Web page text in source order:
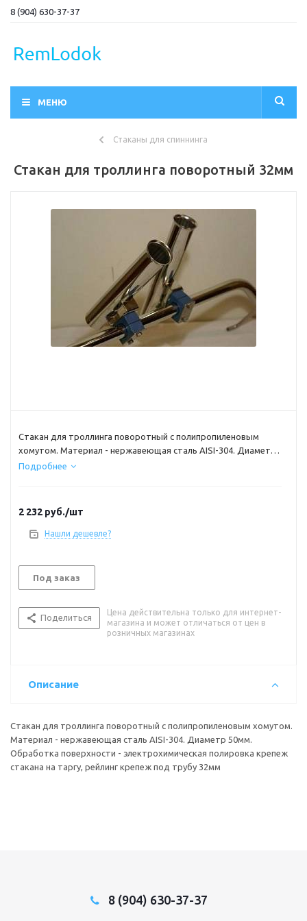
8 (904) 630-37-37
МЕНЮ
Стаканы для спиннинга
Стакан для троллинга поворотный 32мм
Стакан для троллинга поворотный с полипропиленовым
хомутом. Материал - нержавеющая сталь AISI-304. Диаметр
50мм.
Подробнее
2 232 руб./шт
Нашли дешевле?
Под заказ
Поделиться
Цена действительна только для интернет-
магазина и может отличаться от цен в
розничных магазинах
Описание
Стакан для троллинга поворотный с полипропиленовым хомутом.
Материал - нержавеющая сталь AISI-304. Диаметр 50мм.
Обработка поверхности - электрохимическая полировка крепеж
стакана на таргу, рейлинг крепеж под трубу 32мм
8 (904) 630-37-37